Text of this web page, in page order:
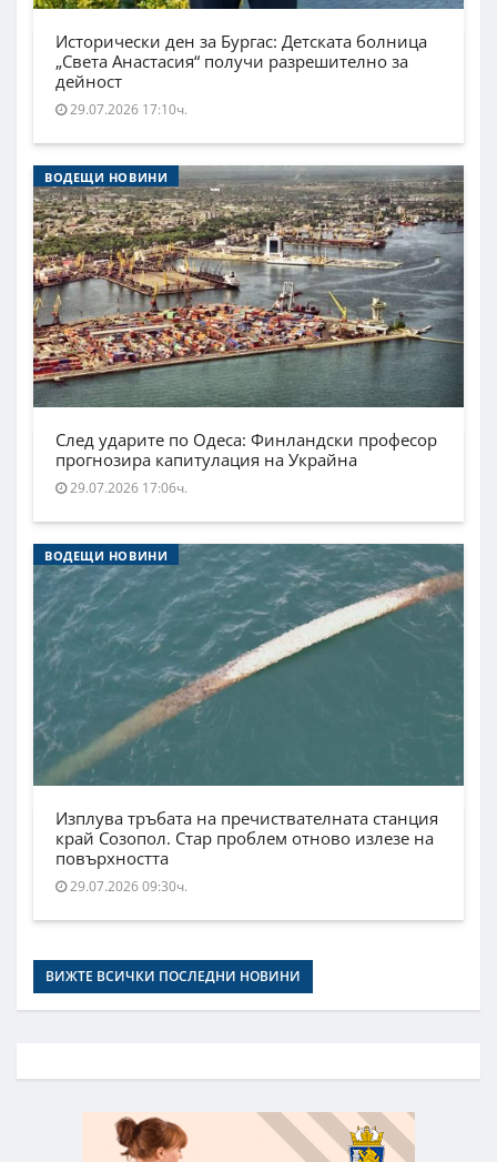
Исторически ден за Бургас: Детската болница
„Света Анастасия“ получи разрешително за
дейност
29.07.2026 17:10ч.
ВОДЕЩИ НОВИНИ
След ударите по Одеса: Финландски професор
прогнозира капитулация на Украйна
29.07.2026 17:06ч.
ВОДЕЩИ НОВИНИ
Изплува тръбата на пречиствателната станция
край Созопол. Стар проблем отново излезе на
повърхността
29.07.2026 09:30ч.
ВИЖТЕ ВСИЧКИ ПОСЛЕДНИ НОВИНИ